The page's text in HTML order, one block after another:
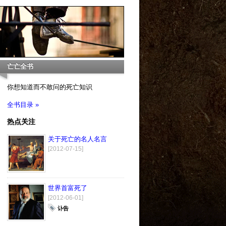
亡亡全书
你想知道而不敢问的死亡知识
全书目录 »
热点关注
关于死亡的名人名言
[2012-07-15]
世界首富死了
[2012-06-01]
讣告